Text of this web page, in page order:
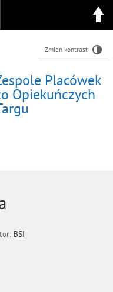
Zmień kontrast
Placówek
Opiekuńczych
BSI